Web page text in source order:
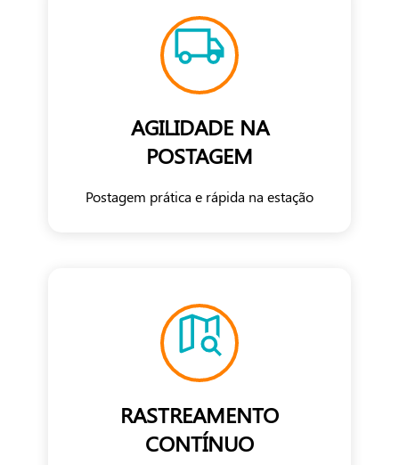
AGILIDADE NA
POSTAGEM
Postagem prática e rápida na estação
RASTREAMENTO
CONTÍNUO